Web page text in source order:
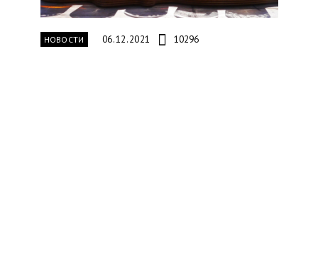
НОВОСТИ 06.12.2021 10296